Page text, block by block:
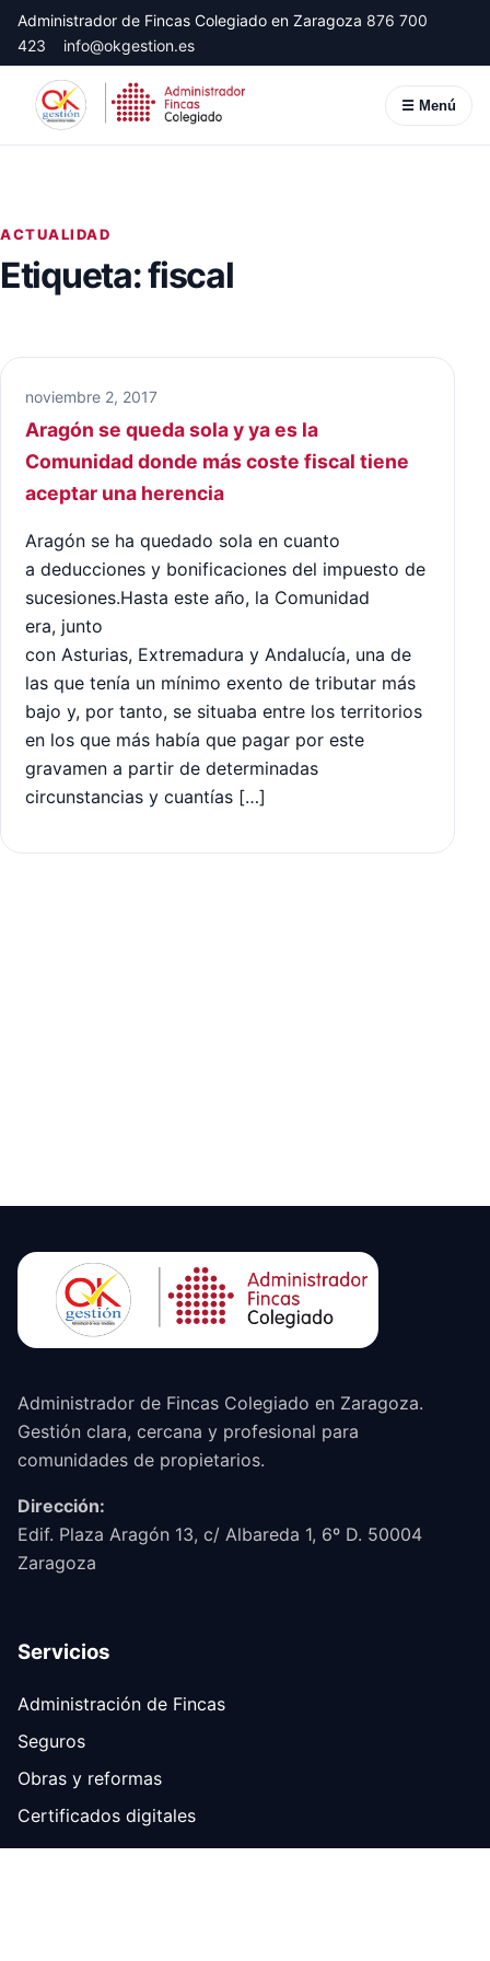
Administrador de Fincas Colegiado en Zaragoza 876 700
423
info@okgestion.es
☰ Menú
ACTUALIDAD
Etiqueta:fiscal
noviembre 2, 2017
Aragón se queda sola y ya es la
Comunidad donde más coste fiscal tiene
aceptar una herencia
Aragón se ha quedado sola en cuanto
a deducciones y bonificaciones del impuesto de
sucesiones.Hasta este año, la Comunidad
era, junto
con Asturias, Extremadura y Andalucía, una de
las que tenía un mínimo exento de tributar más
bajo y, por tanto, se situaba entre los territorios
en los que más había que pagar por este
gravamen a partir de determinadas
circunstancias y cuantías […]
Administrador de Fincas Colegiado en Zaragoza.
Gestión clara, cercana y profesional para
comunidades de propietarios.
Dirección:
Edif. Plaza Aragón 13, c/ Albareda 1, 6º D. 50004
Zaragoza
Servicios
Administración de Fincas
Seguros
Obras y reformas
Certificados digitales